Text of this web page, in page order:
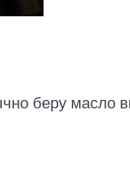
беру масло